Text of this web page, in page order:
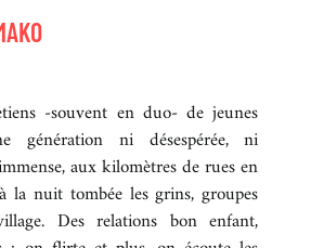
-souvent en duo- de jeunes
génération ni désespérée, ni
aux kilomètres de rues en
la nuit tombée les grins, groupes
Des relations bon enfant,